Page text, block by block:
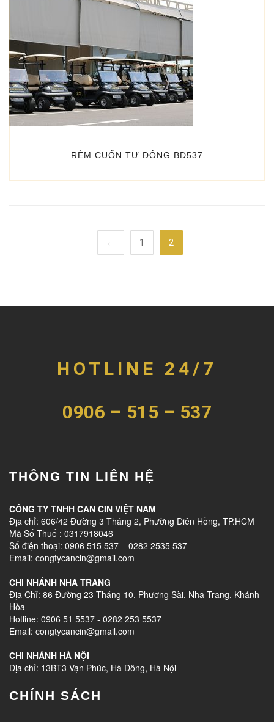
RÈM CUỐN TỰ ĐỘNG BD537
← 1 2
HOTLINE 24/7
0906 – 515 – 537
THÔNG TIN LIÊN HỆ
CÔNG TY TNHH CAN CIN VIỆT NAM
Địa chỉ: 606/42 Đường 3 Tháng 2, Phường Diên Hồng, TP.HCM
Mã Số Thuế : 0317918046
Số điện thoại: 0906 515 537 – 0282 2535 537
Email: congtycancin@gmail.com
CHI NHÁNH NHA TRANG
Địa Chỉ: 86 Đường 23 Tháng 10, Phương Sài, Nha Trang, Khánh
Hòa
Hotline: 0906 51 5537 - 0282 253 5537
Email: congtycancin@gmail.com
CHI NHÁNH HÀ NỘI
Địa chỉ: 13BT3 Vạn Phúc, Hà Đông, Hà Nội
CHÍNH SÁCH